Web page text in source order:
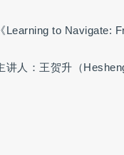
《Learning to Navigate:
讲人：王贺升（